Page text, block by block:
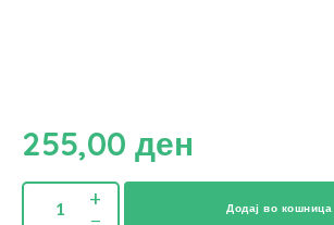
255,00 ден
Додај во кошница